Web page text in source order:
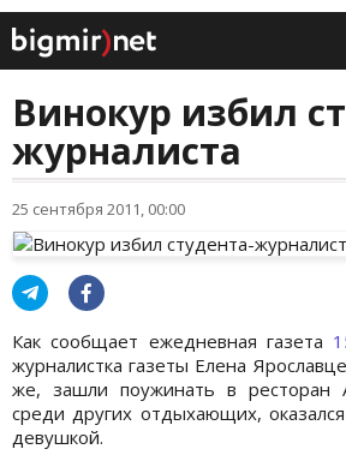
Винокур избил
журналиста
25 сентября 2011, 00:00
Как сообщает ежедневная газета
журналистка газеты Елена
же, зашли поужинать в ресторан
среди других отдыхающих,
девушкой.